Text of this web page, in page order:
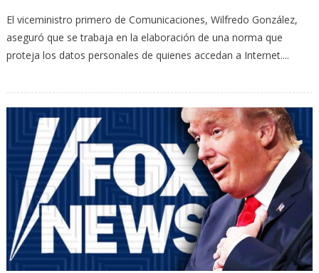
El viceministro primero de Comunicaciones, Wilfredo González,
aseguró que se trabaja en la elaboración de una norma que
proteja los datos personales de quienes accedan a Internet....